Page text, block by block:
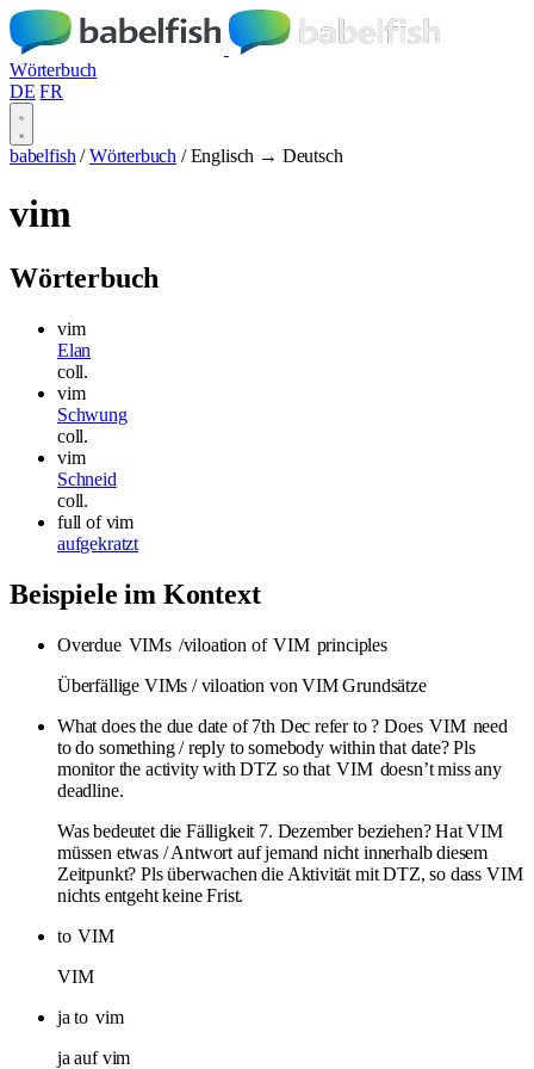
Wörterbuch
DE FR
babelfish / Wörterbuch / Englisch → Deutsch
vim
Wörterbuch
vim
Elan
coll.
vim
Schwung
coll.
vim
Schneid
coll.
full of vim
aufgekratzt
Beispiele im Kontext
Overdue VIMs /viloation of VIM principles
Überfällige VIMs / viloation von VIM Grundsätze
What does the due date of 7th Dec refer to ? Does VIM need
to do something / reply to somebody within that date? Pls
monitor the activity with DTZ so that VIM doesn’t miss any
deadline.
Was bedeutet die Fälligkeit 7. Dezember beziehen? Hat VIM
müssen etwas / Antwort auf jemand nicht innerhalb diesem
Zeitpunkt? Pls überwachen die Aktivität mit DTZ, so dass VIM
nichts entgeht keine Frist.
to VIM
VIM
ja to vim
ja auf vim